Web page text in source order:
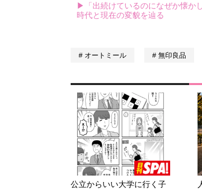
▶「出続けているのになぜか懐か
時代と現在の変貌を辿る
オートミール 無印良品
公立からいい大学に行く子